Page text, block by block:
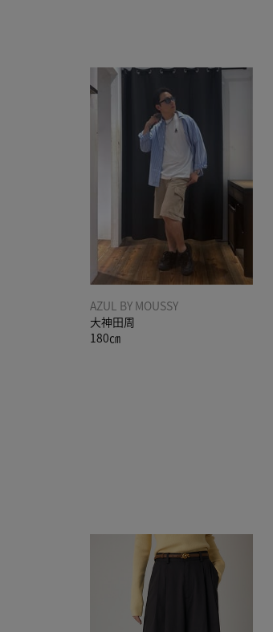
AZUL BY MOUSSY
大神田周
180㎝